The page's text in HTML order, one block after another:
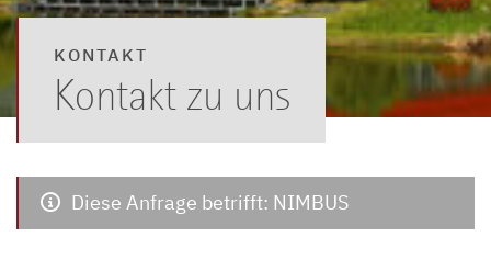
KONTAKT
Kontakt zu uns
Diese Anfrage betrifft: NIMBUS